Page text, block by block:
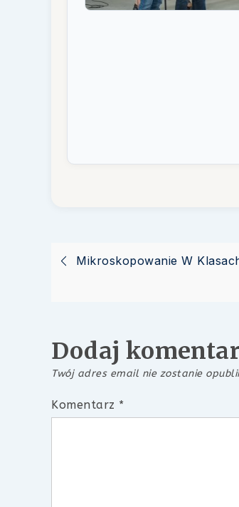
Nawigacja
Mikroskopowanie W
Dodaj
Twój adres email nie zostanie
Komentarz *